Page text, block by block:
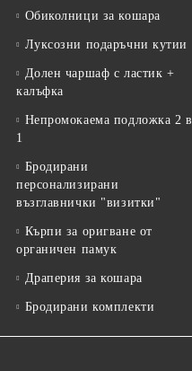
Обиколници за кошара
Луксозни подаръчни кутии
Долен чаршаф с ластик +
калъфка
Непромокаема подложка 2 в
1
Бродирани
персонализирани
възглавнички "визитки"
Кърпи за оригване от
органичен памук
Драперия за кошара
Бродирани комплекти